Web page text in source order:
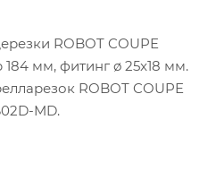
ROBOT COUPE
мм, фитинг ø 25x18 мм.
ROBOT COUPE
MD.